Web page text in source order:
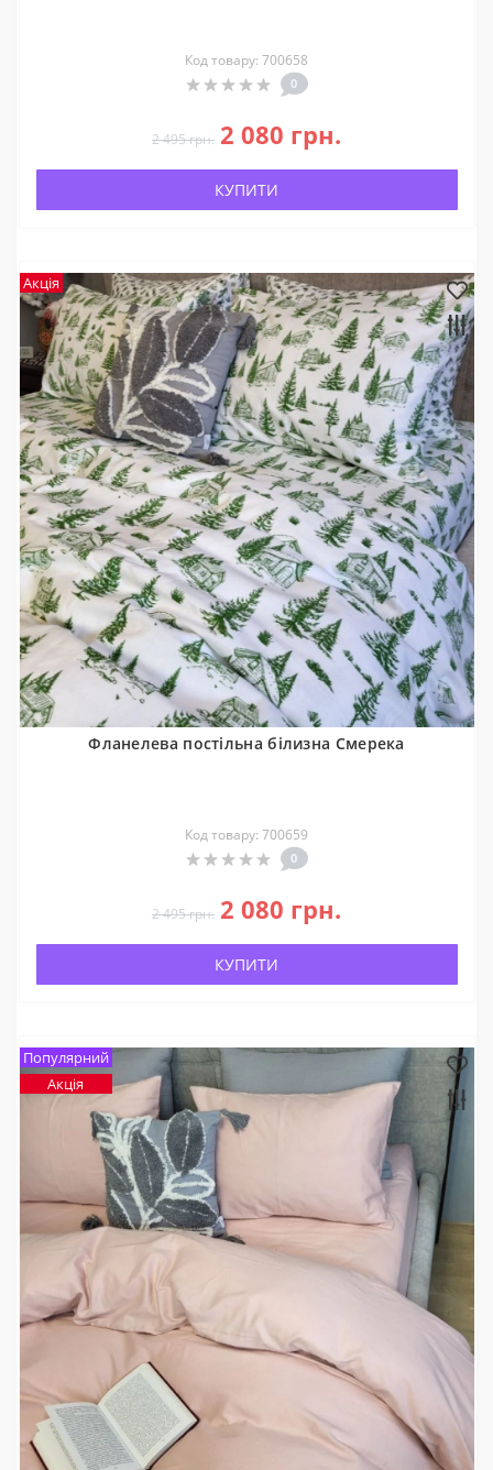
Оберіть мову
Код товару: 700658
0
2 495 грн. 2 080 грн.
КУПИТИ
Акція
Фланелева постільна білизна Смерека
Код товару: 700659
0
2 495 грн. 2 080 грн.
КУПИТИ
Популярний
Акція